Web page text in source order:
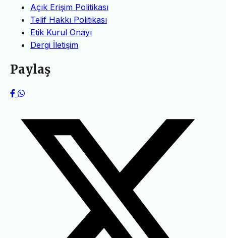
Açık Erişim Politikası
Telif Hakkı Politikası
Etik Kurul Onayı
Dergi İletişim
Paylaş